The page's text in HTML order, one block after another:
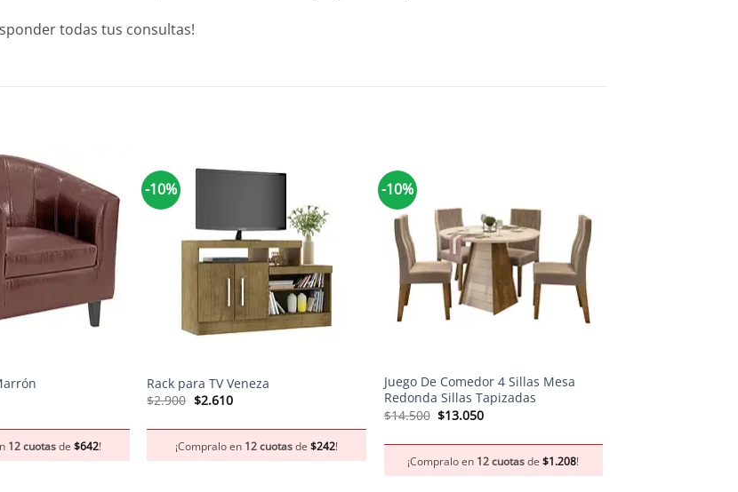
todas tus consultas!
12 cuotasde $642!
-10%
Rack para TV Veneza
$2.900 El
$2.900.
$2.610El
$2.610.
¡Compralo en 12 cuotasde$242!
-10%
Juego De Comedor 4 Sillas Mesa
Redonda Sillas Tapizadas
$14.500 El
$14.500.
$13.050El
$13.050.
¡Compralo en 12 cuotasde$1.208!